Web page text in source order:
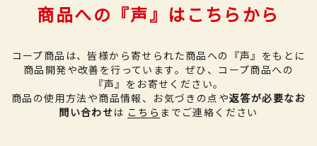
商品への『声』はこちらから
コープ商品は、皆様から寄せられた商品への『声』をもとに
商品開発や改善を行っています。 ぜひ、コープ商品への
『声』をお寄せください。
商品の使用方法や商品情報、お気づきの点や返答が必要なお
問い合わせは こちら までご連絡ください